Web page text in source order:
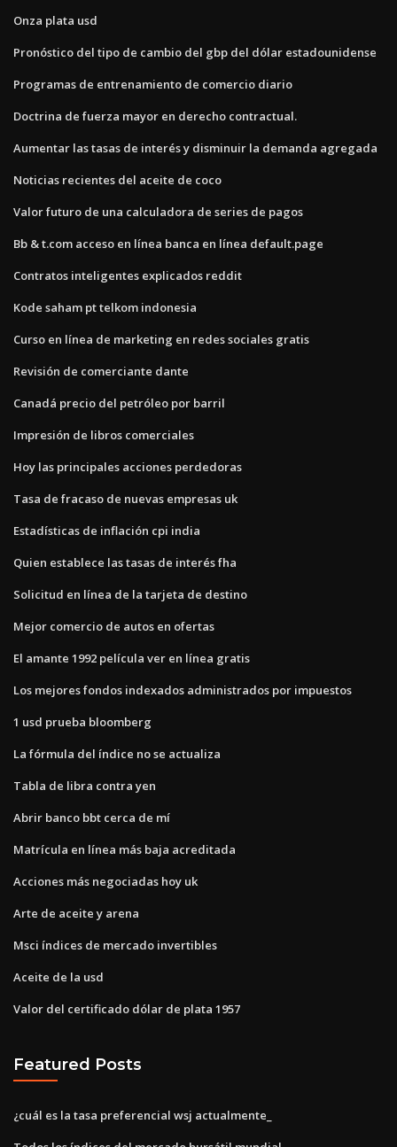
Onza plata usd
Pronóstico del tipo de cambio del gbp del dólar estadounidense
Programas de entrenamiento de comercio diario
Doctrina de fuerza mayor en derecho contractual.
Aumentar las tasas de interés y disminuir la demanda agregada
Noticias recientes del aceite de coco
Valor futuro de una calculadora de series de pagos
Bb & t.com acceso en línea banca en línea default.page
Contratos inteligentes explicados reddit
Kode saham pt telkom indonesia
Curso en línea de marketing en redes sociales gratis
Revisión de comerciante dante
Canadá precio del petróleo por barril
Impresión de libros comerciales
Hoy las principales acciones perdedoras
Tasa de fracaso de nuevas empresas uk
Estadísticas de inflación cpi india
Quien establece las tasas de interés fha
Solicitud en línea de la tarjeta de destino
Mejor comercio de autos en ofertas
El amante 1992 película ver en línea gratis
Los mejores fondos indexados administrados por impuestos
1 usd prueba bloomberg
La fórmula del índice no se actualiza
Tabla de libra contra yen
Abrir banco bbt cerca de mí
Matrícula en línea más baja acreditada
Acciones más negociadas hoy uk
Arte de aceite y arena
Msci índices de mercado invertibles
Aceite de la usd
Valor del certificado dólar de plata 1957
Featured Posts
¿cuál es la tasa preferencial wsj actualmente_